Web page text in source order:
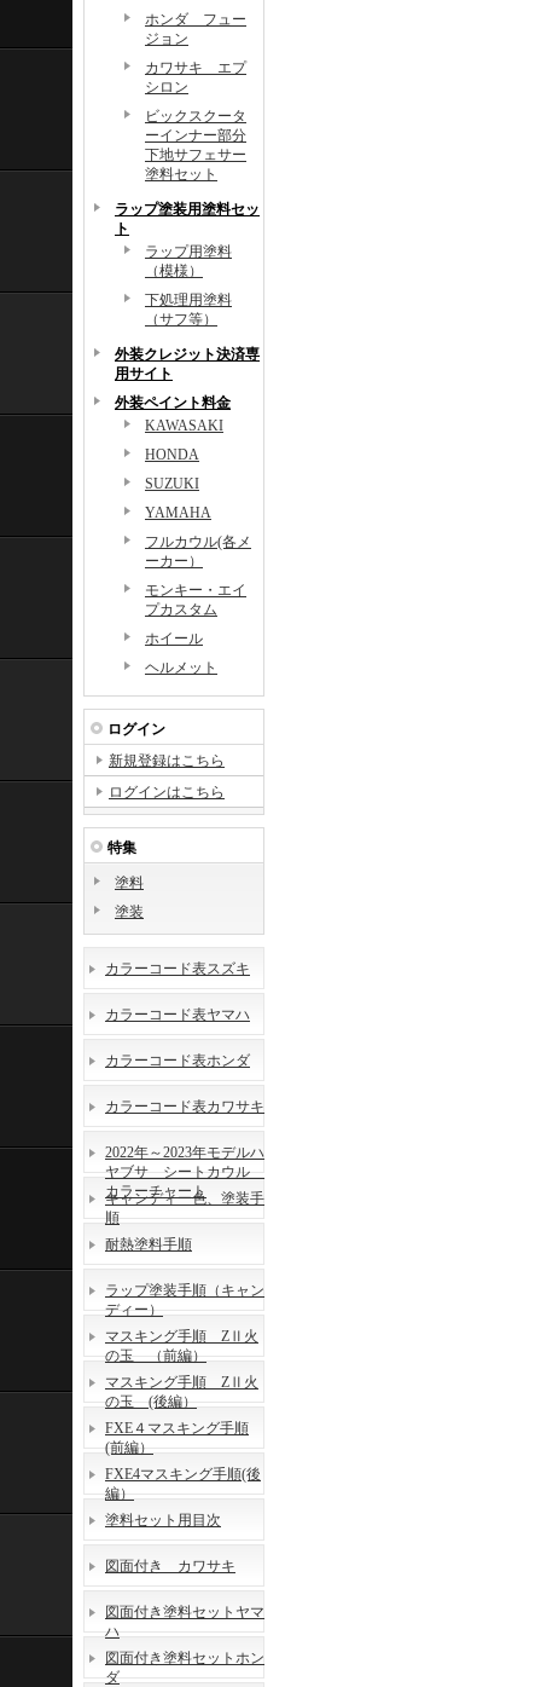
ホンダ フュー
ジョン
カワサキ エプ
シロン
ビックスクータ
ーインナー部分
下地サフェサー
塗料セット
ラップ塗装用塗料セッ
ト
ラップ用塗料
（模様）
下処理用塗料
（サフ等）
外装クレジット決済専
用サイト
外装ペイント料金
KAWASAKI
HONDA
SUZUKI
YAMAHA
フルカウル(各メ
ーカー）
モンキー・エイ
プカスタム
ホイール
ヘルメット
ログイン
新規登録はこちら
ログインはこちら
特集
塗料
塗装
カラーコード表スズキ
カラーコード表ヤマハ
カラーコード表ホンダ
カラーコード表カワサキ
2022年～2023年モデルハ
ヤブサ シートカウル
カラーチャート
キャンディー色、塗装手
順
耐熱塗料手順
ラップ塗装手順（キャン
ディー）
マスキング手順 ZⅡ火
の玉 （前編）
マスキング手順 ZⅡ火
の玉 (後編）
FXE４マスキング手順
(前編）
FXE4マスキング手順(後
編）
塗料セット用目次
図面付き カワサキ
図面付き塗料セットヤマ
ハ
図面付き塗料セットホン
ダ